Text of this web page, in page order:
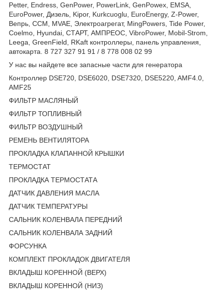
Petter, Endress, GenPower, PowerLink, GenPowex, EMSA,
EuroPower, Дизель, Kipor, Kurkcuoglu, EuroEnergy, Z-Power,
Вепрь, CCM, MVAE, Электроагрегат, MingPowers, Tide Power,
Coelmo, Hyundai, СТАРТ, АМПРЕОС, VibroPower, Mobil-Strom,
Leega, GreenField, RKaft контроллеры, панель управления,
автокарта. 8 727 327 91 91 / 8 778 008 02 99
У нас вы найдете все запасные части для генератора
Контроллер DSE720, DSE6020, DSE7320, DSE5220, AMF4.0,
AMF25
ФИЛЬТР МАСЛЯНЫЙ
ФИЛЬТР ТОПЛИВНЫЙ
ФИЛЬТР ВОЗДУШНЫЙ
РЕМЕНЬ ВЕНТИЛЯТОРА
ПРОКЛАДКА КЛАПАННОЙ КРЫШКИ
ТЕРМОСТАТ
ПРОКЛАДКА ТЕРМОСТАТА
ДАТЧИК ДАВЛЕНИЯ МАСЛА
ДАТЧИК ТЕМПЕРАТУРЫ
САЛЬНИК КОЛЕНВАЛА ПЕРЕДНИЙ
САЛЬНИК КОЛЕНВАЛА ЗАДНИЙ
ФОРСУНКА
КОМПЛЕКТ ПРОКЛАДОК ДВИГАТЕЛЯ
ВКЛАДЫШ КОРЕННОЙ (ВЕРХ)
ВКЛАДЫШ КОРЕННОЙ (НИЗ)